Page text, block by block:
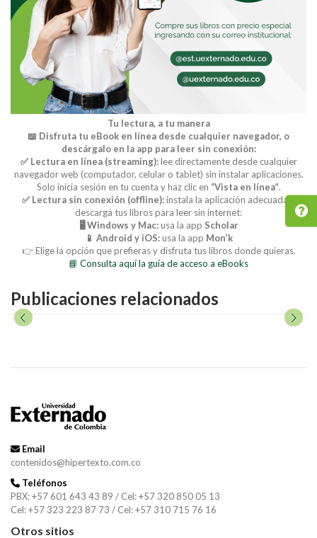
Tu lectura, a tu manera
📖 Disfruta tu eBook en línea desde cualquier navegador, o
descárgalo en la app para leer sin conexión:
✅ Lectura en línea (streaming):lee directamente desde cualquier
navegador web (computador, celular o tablet) sin instalar aplicaciones.
Solo inicia sesión en tu cuenta y haz clic en “Vista en línea”.
✅ Lectura sin conexión (offline):instala la aplicación adecuada y
descarga tus libros para leer sin internet:
🖥️ Windows y Mac:usa la app Scholar
📱 Android y iOS:usa la app Mon’k
👉 Elige la opción que prefieras y disfruta tus libros donde quieras.
📘 Consulta aquí la guía de acceso a eBooks
Publicaciones relacionados
Email
contenidos@hipertexto.com.co
Teléfonos
PBX: +57 601 643 43 89 / Cel: +57 320 850 05 13
Cel: +57 323 223 87 73 / Cel: +57 310 715 76 16
Otros sitios